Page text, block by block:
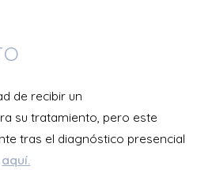
de recibir un
su tratamiento, pero este
tras el diagnóstico presencial
aquí.